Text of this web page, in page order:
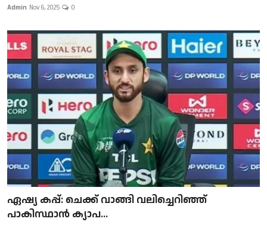
Admin Nov 6, 2025 0
ഏഷ്യ കപ്പ്: ചെക്ക് വാങ്ങി വലിച്ചെറിഞ്ഞ്
പാകിസ്ഥാൻ ക്യാപ...